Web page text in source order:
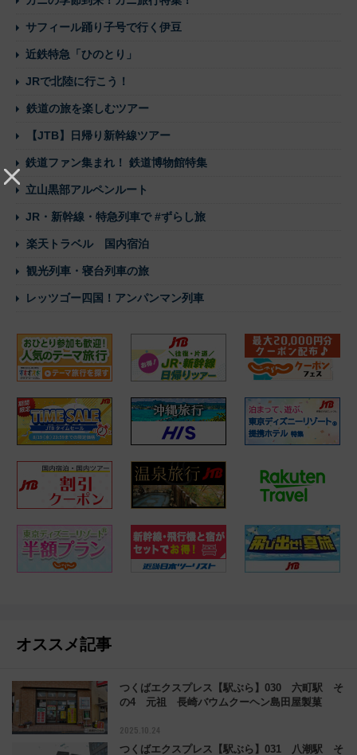
サフィール踊り子号で行く伊豆
近鉄特急「ひのとり」
JRで北陸に行こう！
鉄道の旅を楽しむツアー
【JTB】日帰り新幹線ツアー
鉄道ファン集まれ！ 鉄道博物館特集
立山黒部アルペンルート
JR・新幹線・特急列車で #ずらし旅
楽天トラベル 国内宿泊
観光列車・寝台列車の旅
レッツゴー四国！アンパンマン列車
オススメ記事
つくばエクスプレス【駅ぶら】030 六町駅 そ
の4 元祖 長崎バウムクーヘン島田屋製菓
2025.10.24
つくばエクスプレス【駅ぶら】031 八潮駅 そ